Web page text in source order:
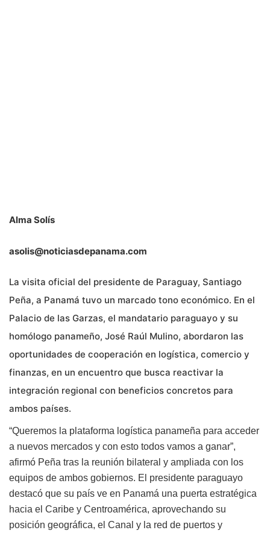
Alma Solís
asolis@noticiasdepanama.com
La visita oficial del presidente de Paraguay, Santiago
Peña, a Panamá tuvo un marcado tono económico. En el
Palacio de las Garzas, el mandatario paraguayo y su
homólogo panameño, José Raúl Mulino, abordaron las
oportunidades de cooperación en logística, comercio y
finanzas, en un encuentro que busca reactivar la
integración regional con beneficios concretos para
ambos países.
“Queremos la plataforma logística panameña para acceder
a nuevos mercados y con esto todos vamos a ganar”,
afirmó Peña tras la reunión bilateral y ampliada con los
equipos de ambos gobiernos. El presidente paraguayo
destacó que su país ve en Panamá una puerta estratégica
hacia el Caribe y Centroamérica, aprovechando su
posición geográfica, el Canal y la red de puertos y